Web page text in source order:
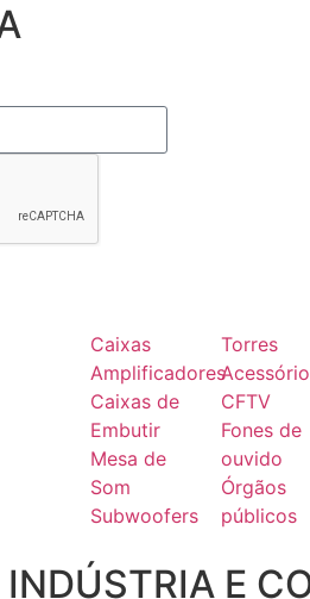
Caixas
Amplificadores
Caixas de
Embutir
Mesa de
Som
Subwoofers
Torres
CFTV
Fones de
ouvido
Órgãos
públicos
E